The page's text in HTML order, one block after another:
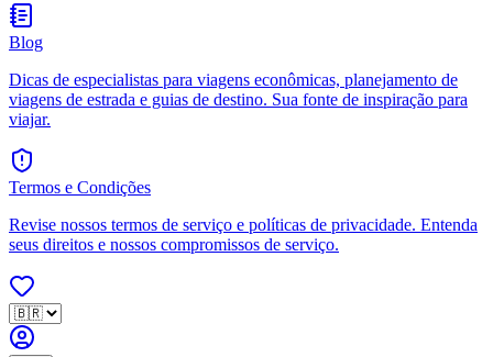
Blog
Dicas de especialistas para viagens econômicas, planejamento de
viagens de estrada e guias de destino. Sua fonte de inspiração para
viajar.
Termos e Condições
Revise nossos termos de serviço e políticas de privacidade. Entenda
seus direitos e nossos compromissos de serviço.